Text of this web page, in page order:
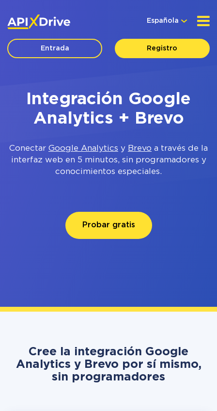
Española
Entrada Registro
Integración Google
Analytics + Brevo
Conectar Google Analytics y Brevo a través de la
interfaz web en 5 minutos, sin programadores y
conocimientos especiales.
Probar gratis
Cree la integración Google
Analytics y Brevo por sí mismo,
sin programadores